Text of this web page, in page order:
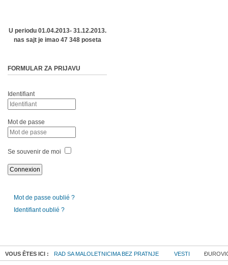
U periodu 01.04.2013- 31.12.2013.
nas sajt je imao 47 348 poseta
FORMULAR ZA PRIJAVU
Identifiant
Mot de passe
Se souvenir de moi
Mot de passe oublié ?
Identifiant oublié ?
VOUS ÊTES ICI : RAD SA MALOLETNICIMA BEZ PRATNJE VESTI